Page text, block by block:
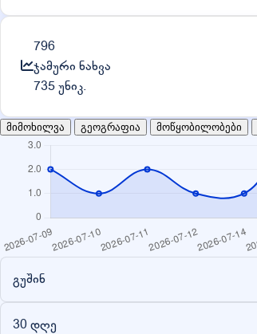
796
ჯამური ნახვა
735 უნიკ.
მიმოხილვა გეოგრაფია მოწყობილობები
გუშინ
30 დღე